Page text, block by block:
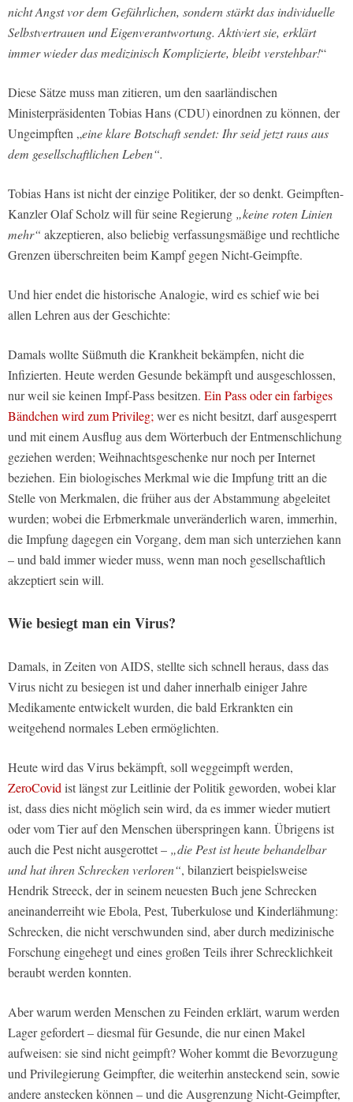
nicht Angst vor dem Gefährlichen, sondern stärkt das individuelle
Selbstvertrauen und Eigenverantwortung. Aktiviert sie, erklärt
immer wieder das medizinisch Komplizierte, bleibt verstehbar!“
Diese Sätze muss man zitieren, um den saarländischen
Ministerpräsidenten Tobias Hans (CDU) einordnen zu können, der
Ungeimpften „eine klare Botschaft sendet: Ihr seid jetzt raus aus
dem gesellschaftlichen Leben“.
Tobias Hans ist nicht der einzige Politiker, der so denkt. Geimpften-
Kanzler Olaf Scholz will für seine Regierung „keine roten Linien
mehr“ akzeptieren, also beliebig verfassungsmäßige und rechtliche
Grenzen überschreiten beim Kampf gegen Nicht-Geimpfte.
Und hier endet die historische Analogie, wird es schief wie bei
allen Lehren aus der Geschichte:
Damals wollte Süßmuth die Krankheit bekämpfen, nicht die
Infizierten. Heute werden Gesunde bekämpft und ausgeschlossen,
nur weil sie keinen Impf-Pass besitzen. Ein Pass oder ein farbiges
Bändchen wird zum Privileg; wer es nicht besitzt, darf ausgesperrt
und mit einem Ausflug aus dem Wörterbuch der Entmenschlichung
geziehen werden; Weihnachtsgeschenke nur noch per Internet
beziehen. Ein biologisches Merkmal wie die Impfung tritt an die
Stelle von Merkmalen, die früher aus der Abstammung abgeleitet
wurden; wobei die Erbmerkmale unveränderlich waren, immerhin,
die Impfung dagegen ein Vorgang, dem man sich unterziehen kann
– und bald immer wieder muss, wenn man noch gesellschaftlich
akzeptiert sein will.
Wie besiegt man ein Virus?
Damals, in Zeiten von AIDS, stellte sich schnell heraus, dass das
Virus nicht zu besiegen ist und daher innerhalb einiger Jahre
Medikamente entwickelt wurden, die bald Erkrankten ein
weitgehend normales Leben ermöglichten.
Heute wird das Virus bekämpft, soll weggeimpft werden,
ZeroCovid ist längst zur Leitlinie der Politik geworden, wobei klar
ist, dass dies nicht möglich sein wird, da es immer wieder mutiert
oder vom Tier auf den Menschen überspringen kann. Übrigens ist
auch die Pest nicht ausgerottet – „die Pest ist heute behandelbar
und hat ihren Schrecken verloren“, bilanziert beispielsweise
Hendrik Streeck, der in seinem neuesten Buch jene Schrecken
aneinanderreiht wie Ebola, Pest, Tuberkulose und Kinderlähmung:
Schrecken, die nicht verschwunden sind, aber durch medizinische
Forschung eingehegt und eines großen Teils ihrer Schrecklichkeit
beraubt werden konnten.
Aber warum werden Menschen zu Feinden erklärt, warum werden
Lager gefordert – diesmal für Gesunde, die nur einen Makel
aufweisen: sie sind nicht geimpft? Woher kommt die Bevorzugung
und Privilegierung Geimpfter, die weiterhin ansteckend sein, sowie
andere anstecken können – und die Ausgrenzung Nicht-Geimpfter,